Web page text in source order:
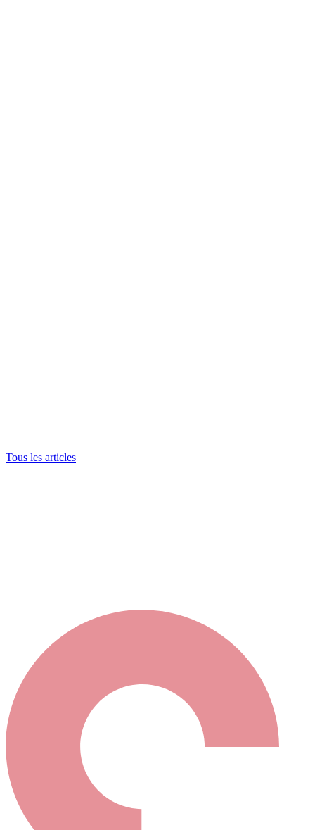
Tous les articles